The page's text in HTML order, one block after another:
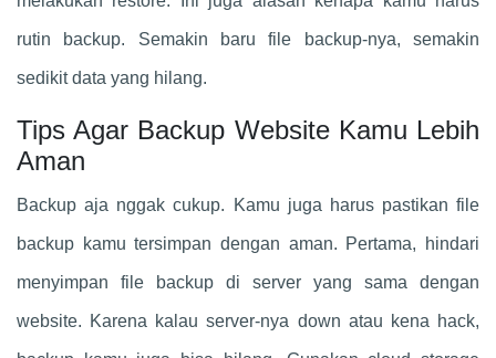
rutin backup. Semakin baru file backup-nya, semakin
sedikit data yang hilang.
Tips Agar Backup Website Kamu Lebih
Aman
Backup aja nggak cukup. Kamu juga harus pastikan file
backup kamu tersimpan dengan aman. Pertama, hindari
menyimpan file backup di server yang sama dengan
website. Karena kalau server-nya down atau kena hack,